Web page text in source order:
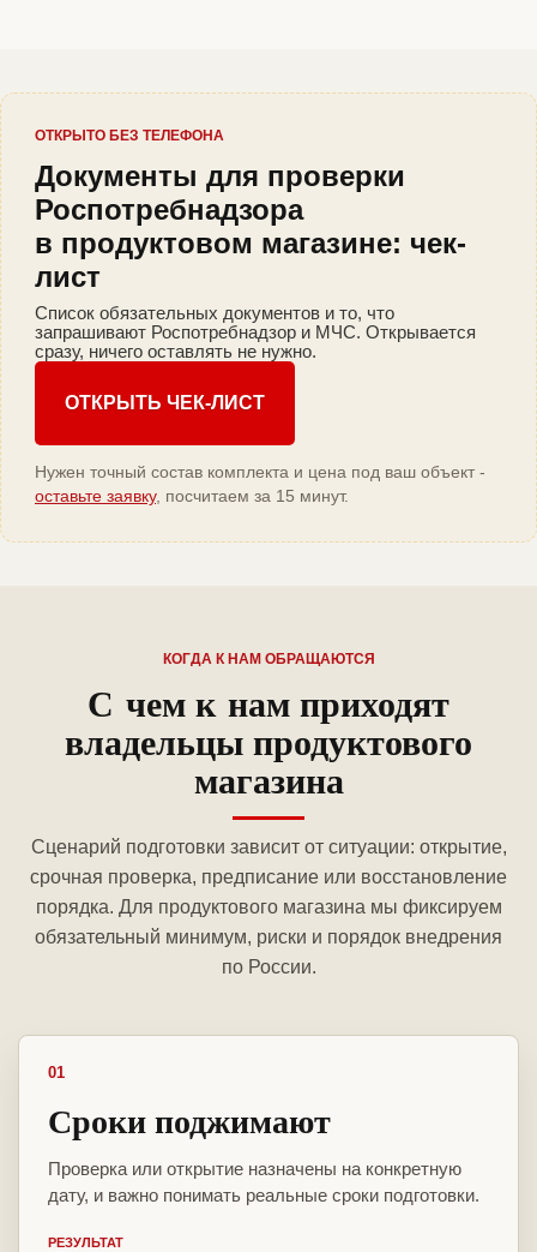
ОТКРЫТО БЕЗ ТЕЛЕФОНА
Документы для проверки
Роспотребнадзора
в продуктовом магазине: чек-
лист
Список обязательных документов и то, что
запрашивают Роспотребнадзор и МЧС. Открывается
сразу, ничего оставлять не нужно.
ОТКРЫТЬ ЧЕК-ЛИСТ
Нужен точный состав комплекта и цена под ваш объект -
оставьте заявку, посчитаем за 15 минут.
КОГДА К НАМ ОБРАЩАЮТСЯ
С чем к нам приходят
владельцы продуктового
магазина
Сценарий подготовки зависит от ситуации: открытие,
срочная проверка, предписание или восстановление
порядка. Для продуктового магазина мы фиксируем
обязательный минимум, риски и порядок внедрения
по России.
01
Сроки поджимают
Проверка или открытие назначены на конкретную
дату, и важно понимать реальные сроки подготовки.
РЕЗУЛЬТАТ